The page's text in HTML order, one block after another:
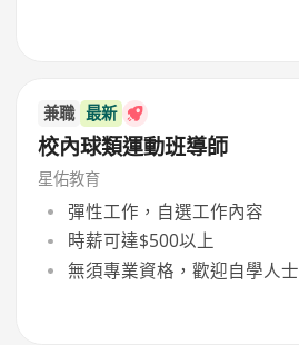
兼職 最新
校內球類運動班導師
星佑教育
彈性工作，自選工作內容
時薪可達$500以上
無須專業資格，歡迎自學人士